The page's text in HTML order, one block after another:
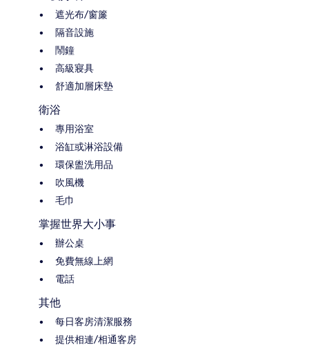
遮光布/窗簾
隔音設施
鬧鐘
高級寢具
舒適加層床墊
衛浴
專用浴室
浴缸或淋浴設備
環保盥洗用品
吹風機
毛巾
掌握世界大小事
辦公桌
免費無線上網
電話
其他
每日客房清潔服務
提供相連/相通客房